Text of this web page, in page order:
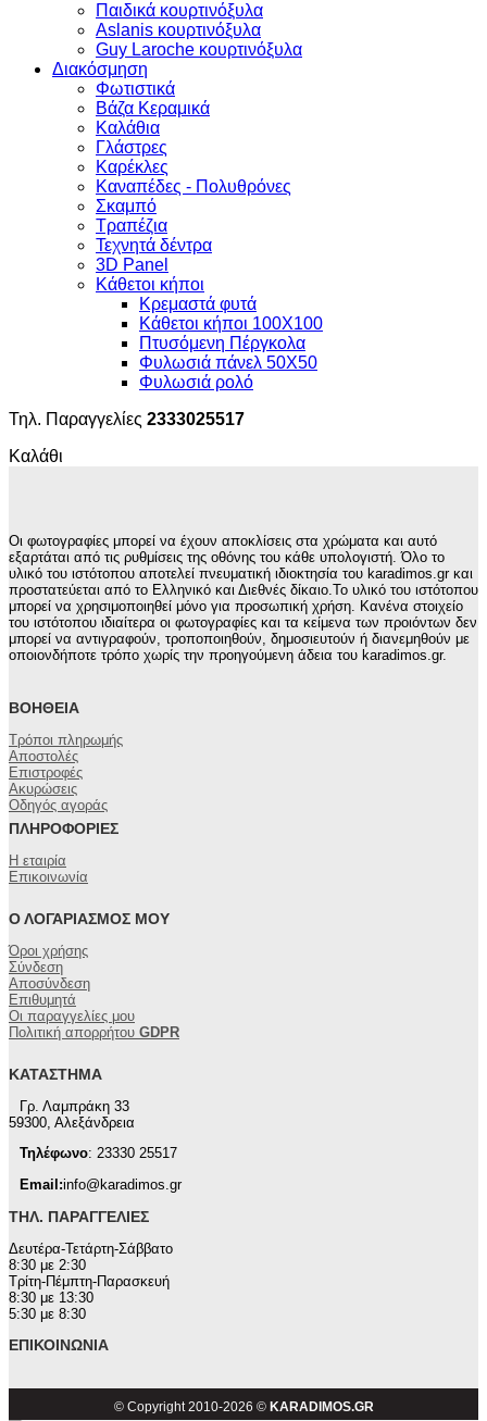
Παιδικά κουρτινόξυλα
Aslanis κουρτινόξυλα
Guy Laroche κουρτινόξυλα
Διακόσμηση
Φωτιστικά
Βάζα Κεραμικά
Καλάθια
Γλάστρες
Καρέκλες
Καναπέδες - Πολυθρόνες
Σκαμπό
Τραπέζια
Τεχνητά δέντρα
3D Panel
Κάθετοι κήποι
Κρεμαστά φυτά
Κάθετοι κήποι 100Χ100
Πτυσόμενη Πέργκολα
Φυλωσιά πάνελ 50Χ50
Φυλωσιά ρολό
Τηλ. Παραγγελίες 2333025517
Καλάθι
Οι φωτογραφίες μπορεί να έχουν αποκλίσεις στα χρώματα και αυτό
εξαρτάται από τις ρυθμίσεις της οθόνης του κάθε υπολογιστή. Όλο το
υλικό του ιστότοπου αποτελεί πνευματική ιδιοκτησία του karadimos.gr και
προστατεύεται από το Ελληνικό και Διεθνές δίκαιο.Το υλικό του ιστότοπου
μπορεί να χρησιμοποιηθεί μόνο για προσωπική χρήση. Κανένα στοιχείο
του ιστότοπου ιδιαίτερα οι φωτογραφίες και τα κείμενα των προιόντων δεν
μπορεί να αντιγραφούν, τροποποιηθούν, δημοσιευτούν ή διανεμηθούν με
οποιονδήποτε τρόπο χωρίς την προηγούμενη άδεια του karadimos.gr.
ΒΟΉΘΕΙΑ
Τρόποι πληρωμής
Αποστολές
Επιστροφές
Ακυρώσεις
Οδηγός αγοράς
ΠΛΗΡΟΦΟΡΊΕΣ
Η εταιρία
Επικοινωνία
Ο ΛΟΓΑΡΙΑΣΜΌΣ ΜΟΥ
Όροι χρήσης
Σύνδεση
Αποσύνδεση
Επιθυμητά
Οι παραγγελίες μου
Πολιτική απορρήτου GDPR
ΚΑΤΆΣΤΗΜΑ
Γρ. Λαμπράκη 33
59300, Αλεξάνδρεια
Τηλέφωνο: 23330 25517
Email:info@karadimos.gr
ΤΗΛ. ΠΑΡΑΓΓΕΛΊΕΣ
Δευτέρα-Τετάρτη-Σάββατο
8:30 με 2:30
Τρίτη-Πέμπτη-Παρασκευή
8:30 με 13:30
5:30 με 8:30
ΕΠΙΚΟΙΝΩΝΊΑ
© Copyright 2010-2026 © KARADIMOS.GR